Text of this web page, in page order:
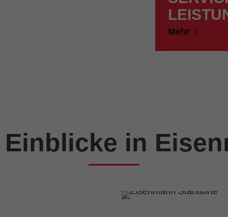
Mehr
Einblicke in